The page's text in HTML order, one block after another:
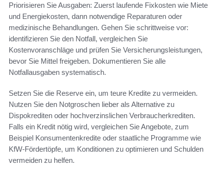
Priorisieren Sie Ausgaben: Zuerst laufende Fixkosten wie Miete
und Energiekosten, dann notwendige Reparaturen oder
medizinische Behandlungen. Gehen Sie schrittweise vor:
identifizieren Sie den Notfall, vergleichen Sie
Kostenvoranschläge und prüfen Sie Versicherungsleistungen,
bevor Sie Mittel freigeben. Dokumentieren Sie alle
Notfallausgaben systematisch.
Setzen Sie die Reserve ein, um teure Kredite zu vermeiden.
Nutzen Sie den Notgroschen lieber als Alternative zu
Dispokrediten oder hochverzinslichen Verbraucherkrediten.
Falls ein Kredit nötig wird, vergleichen Sie Angebote, zum
Beispiel Konsumentenkredite oder staatliche Programme wie
KfW-Fördertöpfe, um Konditionen zu optimieren und Schulden
vermeiden zu helfen.